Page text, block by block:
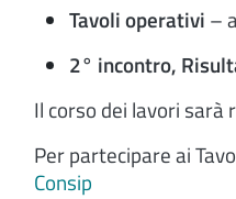
Tavoli operativi –
2° incontro,
Il corso dei lavori
Per partecipare ai
Consip